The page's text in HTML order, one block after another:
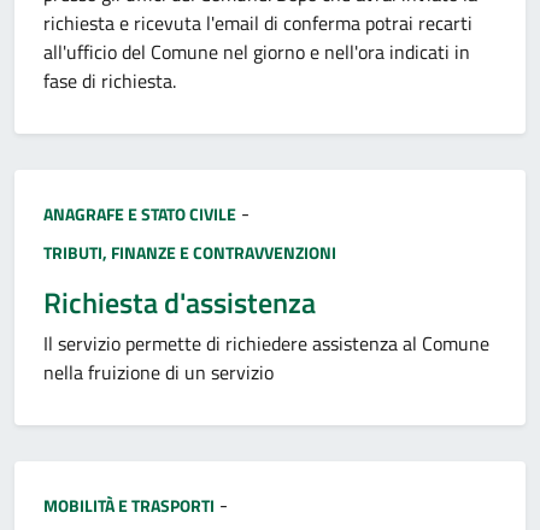
richiesta e ricevuta l'email di conferma potrai recarti
all'ufficio del Comune nel giorno e nell'ora indicati in
fase di richiesta.
Categoria:
ANAGRAFE E STATO CIVILE -
TRIBUTI, FINANZE E CONTRAVVENZIONI
Richiesta d'assistenza
Il servizio permette di richiedere assistenza al Comune
nella fruizione di un servizio
Categoria:
MOBILITÀ E TRASPORTI -